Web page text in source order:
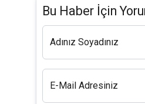
Bu Haber İçin
Adınız Soyadınız
E-Mail Adresiniz